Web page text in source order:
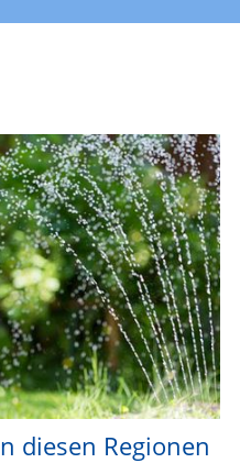
diesen Regionen